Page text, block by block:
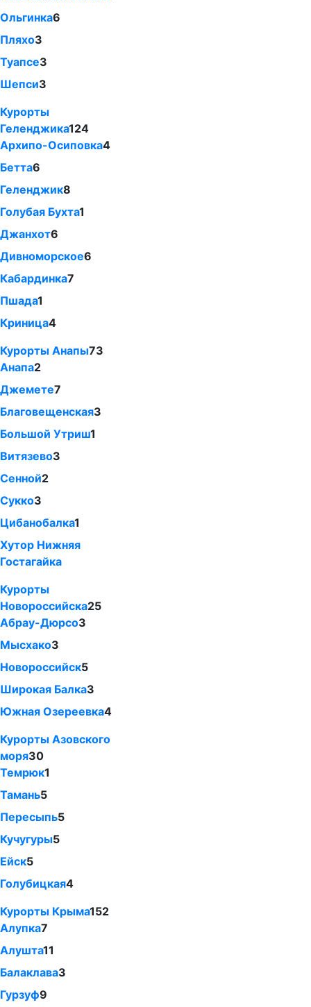
Ольгинка6
Пляхо3
Туапсе3
Шепси3
Курорты
Геленджика124
Архипо-Осиповка4
Бетта6
Геленджик8
Голубая Бухта1
Джанхот6
Дивноморское6
Кабардинка7
Пшада1
Криница4
Курорты Анапы73
Анапа2
Джемете7
Благовещенская3
Большой Утриш1
Витязево3
Сенной2
Сукко3
Цибанобалка1
Хутор Нижняя
Гостагайка
Курорты
Новороссийска25
Абрау-Дюрсо3
Мысхако3
Новороссийск5
Широкая Балка3
Южная Озереевка4
Курорты Азовского
моря30
Темрюк1
Тамань5
Пересыпь5
Кучугуры5
Ейск5
Голубицкая4
Курорты Крыма152
Алупка7
Алушта11
Балаклава3
Гурзуф9